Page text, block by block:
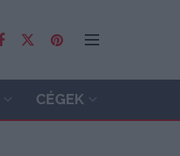
CÉGEK